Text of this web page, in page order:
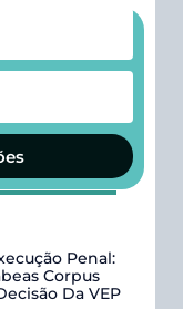
Penal:
Corpus
Da VEP